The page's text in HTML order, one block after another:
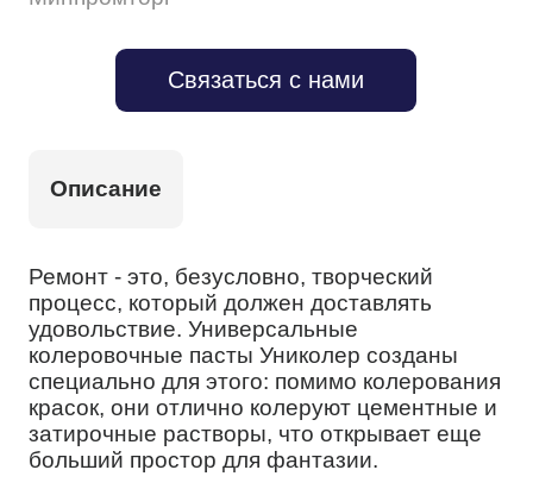
Связаться с нами
Описание
Ремонт - это, безусловно, творческий
процесс, который должен доставлять
удовольствие. Универсальные
колеровочные пасты Униколер созданы
специально для этого: помимо колерования
красок, они отлично колеруют цементные и
затирочные растворы, что открывает еще
больший простор для фантазии.